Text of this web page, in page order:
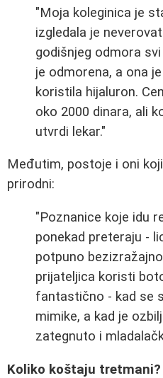
"Moja koleginica je
izgledala je
godišnjeg odmora
je odmorena, a ona
koristila hijaluron.
oko 2000 dinara, ali
utvrdi lekar."
Međutim, postoje i oni
prirodni:
"Poznanice koje idu
ponekad preteraju -
potpuno
prijateljica koristi
fantastično - kad se
mimike, a kad je
zategnuto i
Koliko koštaju tretmani?